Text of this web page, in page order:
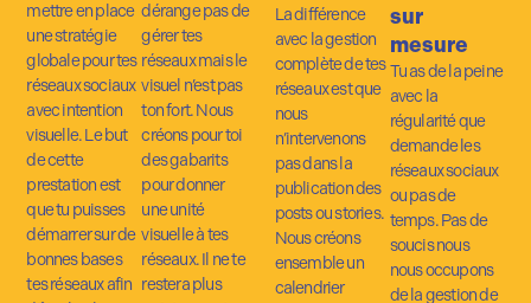
mettre en place
une stratégie
globale pour tes
réseaux sociaux
avec intention
visuelle. Le but
de cette
prestation est
que tu puisses
démarrer sur de
bonnes bases
tes réseaux afin
dérange pas de
gérer tes
réseaux mais le
visuel n’est pas
ton fort. Nous
créons pour toi
des gabarits
pour donner
une unité
visuelle à tes
réseaux. Il ne te
restera plus
La différence
avec la gestion
complète de tes
réseaux est que
nous
n’intervenons
pas dans la
publication des
posts ou stories.
Nous créons
ensemble un
calendrier
sur
mesure
Tu as de la peine
avec la
régularité que
demande les
réseaux sociaux
ou pas de
temps. Pas de
soucis nous
nous occupons
de la gestion de